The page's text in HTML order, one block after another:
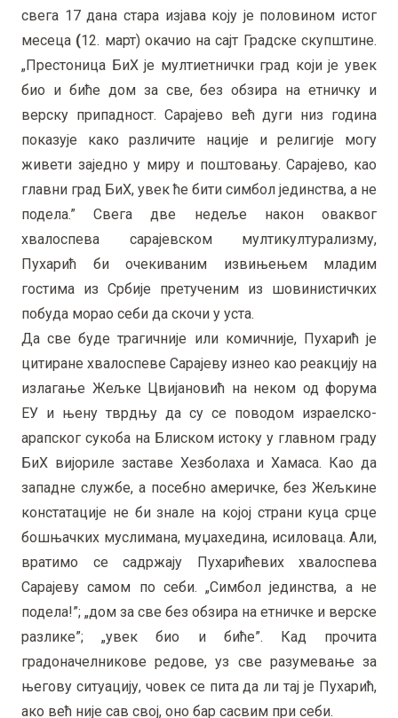
свега 17 дана стара изјава коју је половином истог
месеца (12. март) окачио на сајт Градске скупштине.
„Престоница БиХ је мултиетнички град који је увек
био и биће дом за све, без обзира на етничку и
верску припадност. Сарајево већ дуги низ година
показује како различите нације и религије могу
живети заједно у миру и поштовању. Сарајево, као
главни град БиХ, увек ће бити симбол јединства, а не
подела.” Свега две недеље након оваквог
хвалоспева сарајевском мултикултурализму,
Пухарић би очекиваним извињењем младим
гостима из Србије претученим из шовинистичких
побуда морао себи да скочи у уста.
Да све буде трагичније или комичније, Пухарић је
цитиране хвалоспеве Сарајеву изнео као реакцију на
излагање Жељке Цвијановић на неком од форума
ЕУ и њену тврдњу да су се поводом израелско-
арапског сукоба на Блиском истоку у главном граду
БиХ вијориле заставе Хезболаха и Хамаса. Као да
западне службе, а посебно америчке, без Жељкине
констатације не би знале на којој страни куца срце
бошњачких муслимана, муџахедина, исиловаца. Али,
вратимо се садржају Пухарићевих хвалоспева
Сарајеву самом по себи. „Симбол јединства, а не
подела!”; „дом за све без обзира на етничке и верске
разлике”; „увек био и биће”. Кад прочита
градоначелникове редове, уз све разумевање за
његову ситуацију, човек се пита да ли тај је Пухарић,
ако већ није сав свој, оно бар сасвим при себи.